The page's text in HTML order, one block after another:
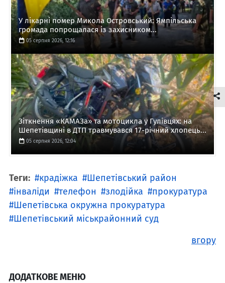
У лікарні помер Микола Островський: Ямпільська
громада попрощалася із захисником...
05 серпня 2026, 12:16
Зіткнення «КАМАЗа» та мотоцикла у Гулівцях: на
Шепетівщині в ДТП травмувався 17-річний хлопець...
05 серпня 2026, 12:04
Теги: крадіжка
Шепетівський район
інваліди
телефон злодійка
прокуратура
Шепетівська окружна прокуратура
Шепетівський міськрайонний суд
вгору
ДОДАТКОВЕ МЕНЮ